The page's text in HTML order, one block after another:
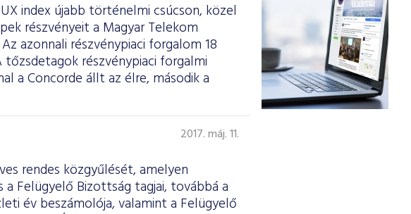
index újabb történelmi csúcson, közel
részvényeit a Magyar Telekom
azonnali részvénypiaci forgalom 18
részvénypiaci forgalmi
a Concorde állt az élre, második a
2017. máj. 11.
rendes közgyűlését, amelyen
Felügyelő Bizottság tagjai, továbbá a
év beszámolója, valamint a Felügyelő